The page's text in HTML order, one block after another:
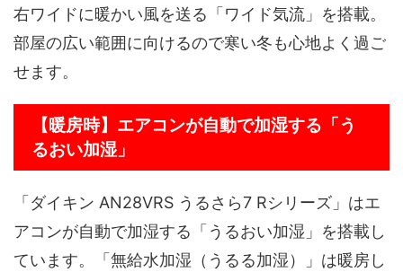
右ワイドに暖かい風を送る「ワイド気流」を搭載。
部屋の広い範囲に向けるので寒い冬も心地よく過ご
せます。
【暖房時】エアコンが自動で加湿する「う
るおい加湿」
「ダイキン AN28VRS うるさら7 Rシリーズ」はエ
アコンが自動で加湿する「うるおい加湿」を搭載し
ています。「無給水加湿（うるる加湿）」は暖房し